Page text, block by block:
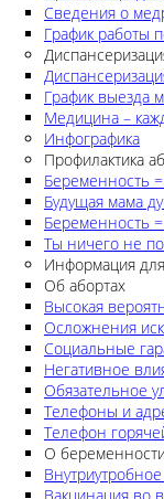
Сведения о
График работы
График выезда
Медицина –
Инфографика
Профилактика
Беременность
Будущая мама
Беременность
Ты ничего не
Информация
Об абортах
Высокая
Осложнения
Социальные
Негативное
Обязательное
Телефоны и
Телефон
О